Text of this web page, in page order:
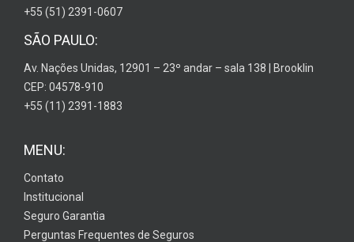
+55 (51) 2391-0607
SÃO PAULO:
Av. Nações Unidas, 12901 – 23º andar – sala 138 | Brooklin
CEP: 04578-910
+55 (11) 2391-1883
MENU:
Contato
Institucional
Seguro Garantia
Perguntas Frequentes de Seguros